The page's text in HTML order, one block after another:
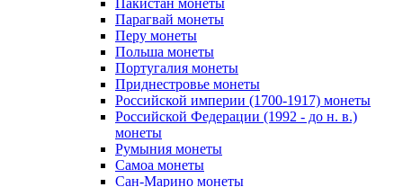
Пакистан монеты
Парагвай монеты
Перу монеты
Польша монеты
Португалия монеты
Приднестровье монеты
Российской империи (1700-1917) монеты
Российской Федерации (1992 - до н. в.)
монеты
Румыния монеты
Самоа монеты
Сан-Марино монеты